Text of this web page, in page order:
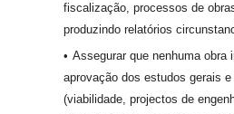
fiscalização, processos de
produzindo relatórios
Assegurar que nenhuma
aprovação dos estudos gerais
(viabilidade, projectos de